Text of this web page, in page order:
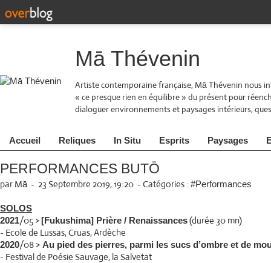
Mā Thévenin
Artiste contemporaine française, Mā Thévenin nous
« ce presque rien en équilibre » du présent pour
dialoguer environnements et paysages intérieurs,
Accueil Reliques In Situ Esprits Paysages
PERFORMANCES BUTŌ
par Mā- 23 Septembre 2019, 19:20 - Catégories : #Performances
SOLOS
2021/05 >[Fukushima] Prière / Renaissances(durée 30 mn)
- Ecole de Lussas, Cruas, Ardèche
2020/08 > Au pied des pierres, parmi les sucs d’ombre et de
- Festival de Poésie Sauvage, la Salvetat